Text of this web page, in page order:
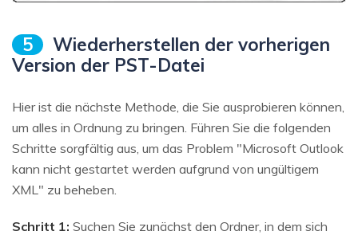
5
Wiederherstellen der vorherigen
Version der PST-Datei
Hier ist die nächste Methode, die Sie ausprobieren können,
um alles in Ordnung zu bringen. Führen Sie die folgenden
Schritte sorgfältig aus, um das Problem "Microsoft Outlook
kann nicht gestartet werden aufgrund von ungültigem
XML" zu beheben.
Schritt 1: Suchen Sie zunächst den Ordner, in dem sich